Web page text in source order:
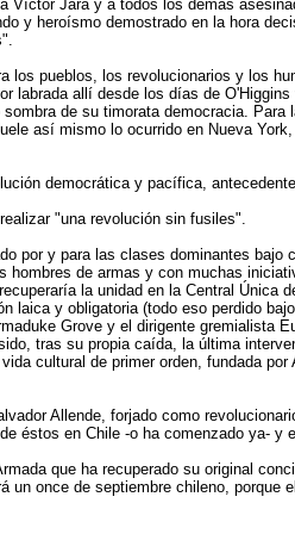
Jara y a todos los demás
y heroísmo demostrado en la hora
pueblos, los revolucionarios y los
labrada allí desde los días de
de su timorata democracia.
así mismo lo ocurrido en Nueva
democrática y pacífica,
"una revolución sin fusiles".
por y para las clases dominantes
de armas y con muchas
la unidad en la Central
y obligatoria (todo eso perdido
Grove y el dirigente gremialista
tras su propia caída, la última
cultural de primer orden, fundada
Allende, forjado como
éstos en Chile -o ha comenzado ya- y
que ha recuperado su original
once de septiembre chileno,